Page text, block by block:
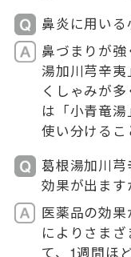
鼻炎に用い
鼻づまりが
湯加川芎辛夷
くしゃみが
は「小青竜
使い分けるこ
葛根湯加川
効果が出ます
医薬品の効
によりさま
て、1週間ほ